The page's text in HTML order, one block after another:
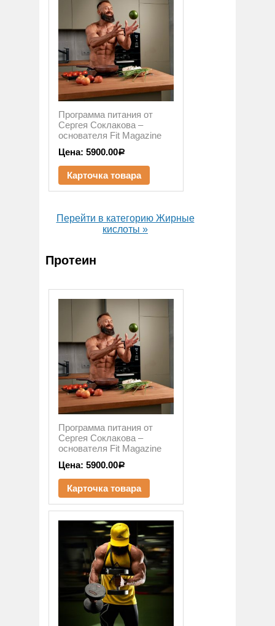
Программа питания от
Сергея Соклакова –
основателя Fit Magazine
Цена: 5900.00Р
Карточка товара
Перейти в категорию Жирные
кислоты »
Протеин
Программа питания от
Сергея Соклакова –
основателя Fit Magazine
Цена: 5900.00Р
Карточка товара